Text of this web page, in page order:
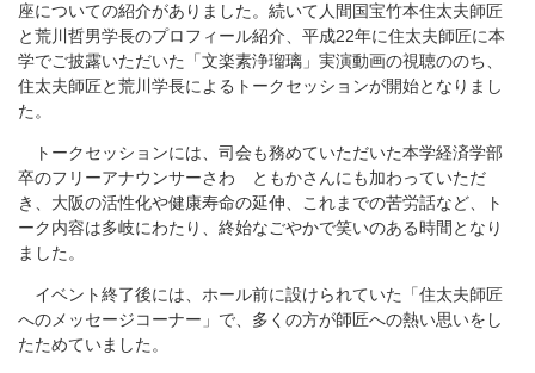
座についての紹介がありました。続いて人間国宝竹本住太夫師匠
と荒川哲男学長のプロフィール紹介、平成22年に住太夫師匠に本
学でご披露いただいた「文楽素浄瑠璃」実演動画の視聴ののち、
住太夫師匠と荒川学長によるトークセッションが開始となりまし
た。
トークセッションには、司会も務めていただいた本学経済学部
卒のフリーアナウンサーさわ ともかさんにも加わっていただ
き、大阪の活性化や健康寿命の延伸、これまでの苦労話など、ト
ーク内容は多岐にわたり、終始なごやかで笑いのある時間となり
ました。
イベント終了後には、ホール前に設けられていた「住太夫師匠
へのメッセージコーナー」で、多くの方が師匠への熱い思いをし
たためていました。